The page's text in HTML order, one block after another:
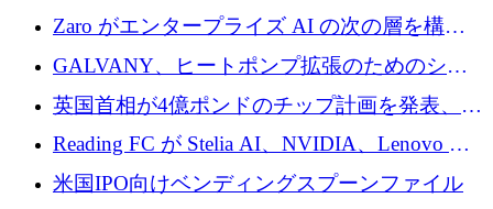
ラットフォームのために 1,700 万ドルを調達
Zaro がエンタープライズ AI の次の層を構築
するために 510 万ドルを獲得
GALVANY、ヒートポンプ拡張のためのシー
ドラウンドで1,000万ユーロを確保
英国首相が4億ポンドのチップ計画を発表、英
国の新興企業は「ここで拡大」し「ここに留
まる」
Reading FC が Stelia AI、NVIDIA、Lenovo と
協力して AI Center of Excellence を立ち上げ
米国IPO向けベンディングスプーンファイル